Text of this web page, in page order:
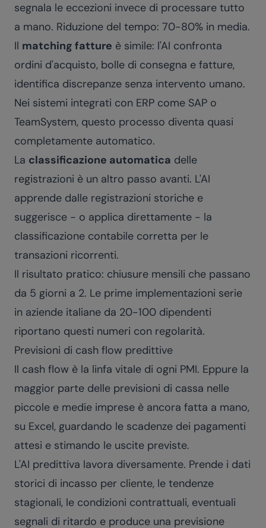
segnala le eccezioni invece di processare tutto
a mano. Riduzione del tempo: 70-80% in media.
Il matching fatture è simile: l'AI confronta
ordini d'acquisto, bolle di consegna e fatture,
identifica discrepanze senza intervento umano.
Nei sistemi integrati con ERP come SAP o
TeamSystem, questo processo diventa quasi
completamente automatico.
La classificazione automatica delle
registrazioni è un altro passo avanti. L'AI
apprende dalle registrazioni storiche e
suggerisce - o applica direttamente - la
classificazione contabile corretta per le
transazioni ricorrenti.
Il risultato pratico: chiusure mensili che passano
da 5 giorni a 2. Le prime implementazioni serie
in aziende italiane da 20-100 dipendenti
riportano questi numeri con regolarità.
Previsioni di cash flow predittive
Il cash flow è la linfa vitale di ogni PMI. Eppure la
maggior parte delle previsioni di cassa nelle
piccole e medie imprese è ancora fatta a mano,
su Excel, guardando le scadenze dei pagamenti
attesi e stimando le uscite previste.
L'AI predittiva lavora diversamente. Prende i dati
storici di incasso per cliente, le tendenze
stagionali, le condizioni contrattuali, eventuali
segnali di ritardo e produce una previsione